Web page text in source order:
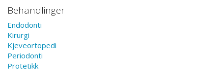
Behandlinger
Endodonti
Kirurgi
Kjeveortopedi
Periodonti
Protetikk